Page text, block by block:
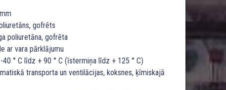
gofrēts
poliuretāna, gofrēta
ar vara pārklājumu
40 ° C līdz + 90 ° C (īstermiņa līdz + 125 ° C)
transporta un ventilācijas, koksnes, ķīmiskajā